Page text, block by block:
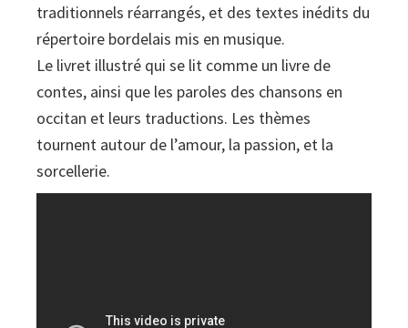
traditionnels réarrangés, et des textes inédits du
répertoire bordelais mis en musique.
Le livret illustré qui se lit comme un livre de
contes, ainsi que les paroles des chansons en
occitan et leurs traductions. Les thèmes
tournent autour de l’amour, la passion, et la
sorcellerie.